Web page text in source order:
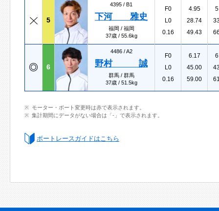
5
4395 / B1
下河 雅史
福岡 / 福岡
37歳 / 55.6kg
F0
L0
0.16
4.95
28.74
49.43
6
4486 /A2
野村 誠
群馬 / 群馬
37歳 / 51.5kg
F0
L0
0.16
6.17
45.00
59.00
モーター・ボート変更時は赤で表示されます。
集計期間にデータがない場合は「-」で表示されます。
ボートレースガイドはこちら